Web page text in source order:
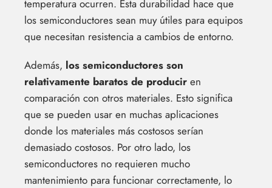
temperatura ocurren. Esta durabilidad hace que
los semiconductores sean muy útiles para equipos
que necesitan resistencia a cambios de entorno.
Además, los semiconductores son
relativamente baratos de producir en
comparación con otros materiales. Esto significa
que se pueden usar en muchas aplicaciones
donde los materiales más costosos serían
demasiado costosos. Por otro lado, los
semiconductores no requieren mucho
mantenimiento para funcionar correctamente, lo